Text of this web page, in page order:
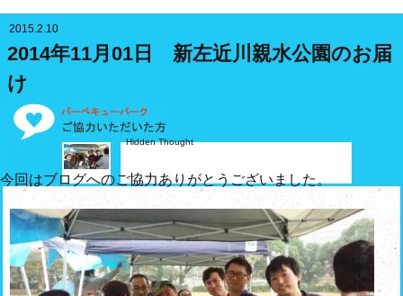
2015.2.10
2014年11月01日 新左近川親水公園のお届
け
Hidden Thought
今回はブログへのご協力ありがとうございました。